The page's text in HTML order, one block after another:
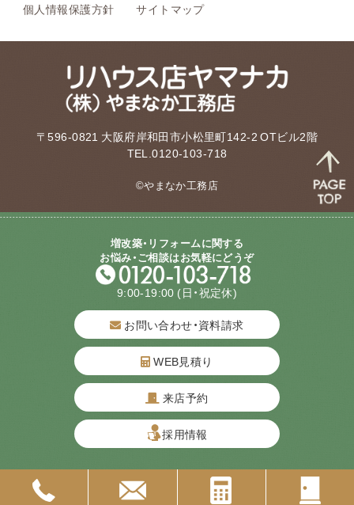
個人情報保護方針
サイトマップ
〒596-0821 大阪府岸和田市小松里町142-2 OTビル2階
TEL.0120-103-718
©やまなか工務店
増改築・リフォームに関する
お悩み・ご相談はお気軽にどうぞ
9:00-19:00 (日・祝定休)
お問い合わせ・資料請求
WEB見積り
来店予約
採用情報